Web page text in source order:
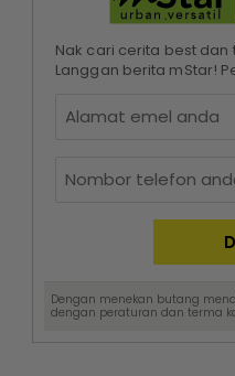
Nak cari cerita best
Langgan berita mStar!
Dengan menekan butang
dengan peraturan dan terma